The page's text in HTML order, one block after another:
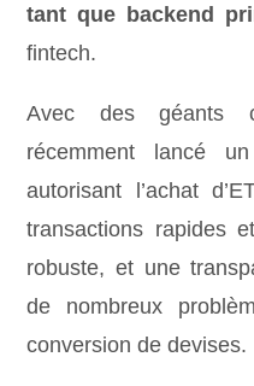
tant que backend
fintech.
Avec des géants
récemment lancé
autorisant l’achat
transactions rapides
robuste, et une
de nombreux
conversion de devises.